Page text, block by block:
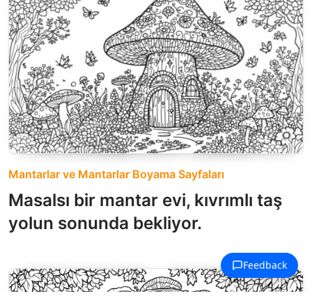
Mantarlar ve Mantarlar Boyama Sayfaları
Masalsı bir mantar evi, kıvrımlı taş
yolun sonunda bekliyor.